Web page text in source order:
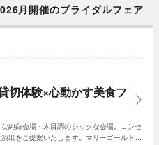
月開催のブライダルフェア
切体験×心動かす美食フ
純白会場・木目調のシックな会場。コンセ
出をご提案いたします。マリーゴールド名